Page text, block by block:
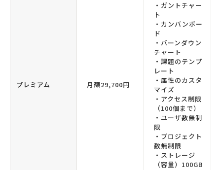
プレミアム 月額29,700円
・ガントチャー
ト
・カンバンボー
ド
・バーンダウン
チャート
・課題のテンプ
レート
・属性のカスタ
マイズ
・アクセス制限
（100個まで）
・ユーザ数無制
限
・プロジェクト
数無制限
・ストレージ
（容量）100GB